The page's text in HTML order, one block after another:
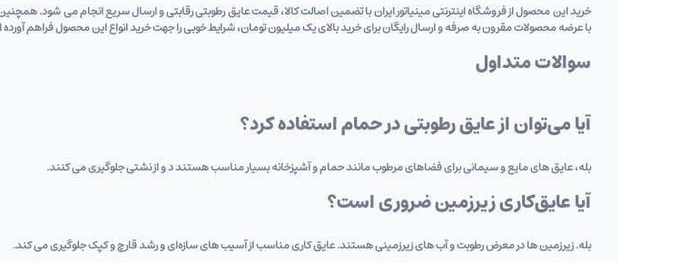
خرید این محصول از فروشگاه اینترنتی مینیاتور ایران با تضمین اصالت کالا، قیمت عایق رطوبتی رقابتی و ارسال سریع انجام می ‌شود. همچنین
با عرضه محصولات مقرون ‌به‌ صرفه و ارسال رایگان برای خرید بالای یک میلیون تومان، شرایط خوبی را جهت خرید انواع این محصول فراهم
سوالات متداول
آیا می‌توان از عایق رطوبتی در حمام استفاده کرد؟
بله، عایق ‌های مایع و سیمانی برای فضاهای مرطوب مانند حمام و آشپزخانه بسیار مناسب هستند د و از نشتی جلوگیری می‌ کنند.
آیا عایق‌کاری زیرزمین ضروری است؟
بله. زیرزمین‌ ها در معرض رطوبت و آب‌ های زیرزمینی هستند. عایق ‌کاری مناسب از آسیب ‌های سازه‌ای و رشد قارچ و کپک جلوگیری می ‌کند.